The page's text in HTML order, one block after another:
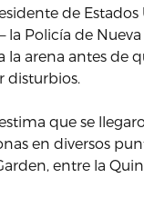
de
la Policía de Nueva
la arena antes de
disturbios.
que se
en diversos
entre la